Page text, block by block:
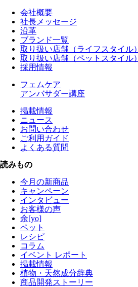
会社概要
社長メッセージ
沿革
ブランド一覧
取り扱い店舗（ライフスタイル）
取り扱い店舗（ペットスタイル）
採用情報
フェムケア
アンバサダー講座
掲載情報
ニュース
お問い合わせ
ご利用ガイド
よくある質問
読みもの
今月の新商品
キャンペーン
インタビュー
お客様の声
余[yo]
ペット
レシピ
コラム
イベント レポート
掲載情報
植物・天然成分辞典
商品開発ストーリー